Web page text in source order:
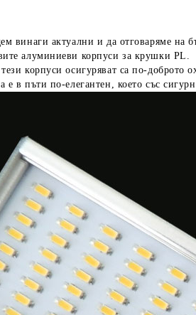
винаги актуални и да отговаряме на
алуминиеви корпуси за крушки PL.
корпуси осигуряват са по-
е в пъти по-елегантен, което със